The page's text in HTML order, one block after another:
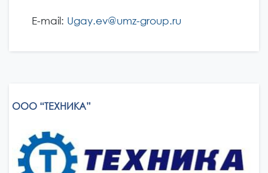
E-mail: Ugay.ev@umz-group.ru
ООО “ТЕХНИКА”